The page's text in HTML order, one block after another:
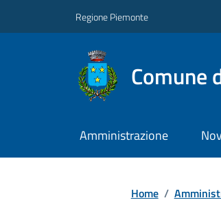
Regione Piemonte
Comune
Amministrazione
Home /